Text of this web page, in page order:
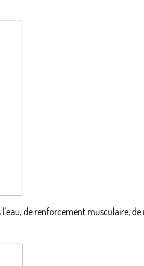
de renforcement musculaire,